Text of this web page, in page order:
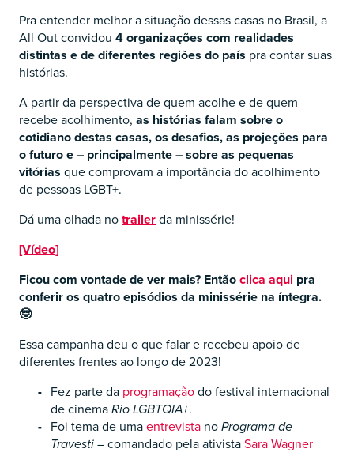
Pra entender melhor a situação dessas casas no Brasil, a
All Out convidou 4 organizações com realidades
distintas e de diferentes regiões do país pra contar suas
histórias.
A partir da perspectiva de quem acolhe e de quem
recebe acolhimento, as histórias falam sobre o
cotidiano destas casas, os desafios, as projeções para
o futuro e – principalmente – sobre as pequenas
vitórias que comprovam a importância do acolhimento
de pessoas LGBT+.
Dá uma olhada notrailerda minissérie!
[Vídeo]
Ficou com vontade de ver mais? Entãoclica aqui pra
conferir os quatro episódios da minissérie na íntegra.
🤓
Essa campanha deu o que falar e recebeu apoio de
diferentes frentes ao longo de 2023!
Fez parte da programaçãodo festival internacional
de cinemaRio LGBTQIA+.
Foi tema de umaentrevista noPrograma de
Travesti– comandado pela ativistaSara Wagner